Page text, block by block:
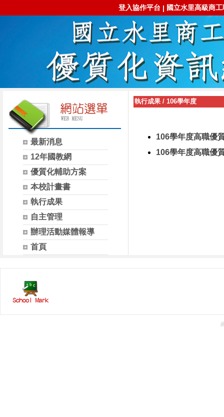
登入協作平台 | 國立水里高級商
最新消息
12年國教網
優質化輔助方案
本校計畫書
執行成果
自主管理
辦理活動媒體報導
首頁
執行成果 / 106學年度
106學年度高職優
106學年度高職優